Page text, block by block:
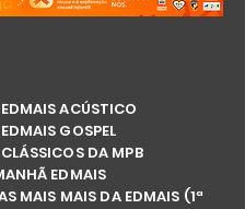
ACÚSTICO
GOSPEL
DA MPB
EDMAIS
MAIS MAIS DA EDMAIS (1ª